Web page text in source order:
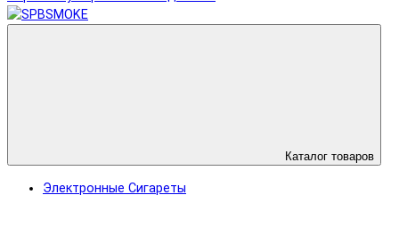
Каталог товаров
Электронные Сигареты